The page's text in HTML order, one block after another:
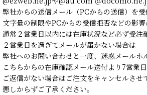
弊社からの送信メール（PCからの送信）を受
文字量の制限やPCからの受信拒否などの影
通常２営業日以内には在庫状況など必ず受注
２営業日を過ぎてメールが届かない場合は
弊社へのお問い合わせと一度、迷惑メールホ
こちらからの在庫確認メール送付より7営業
ご返信がない場合はご注文をキャンセルさせ
悪しからずご了承ください。